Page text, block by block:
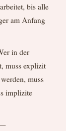
bis alle
am Anfang
in der
muss explizit
muss
implizite